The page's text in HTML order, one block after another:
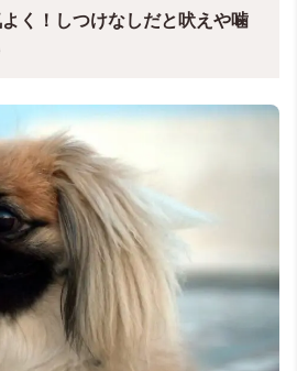
よく！しつけなしだと吠えや噛